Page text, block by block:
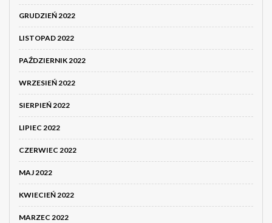
GRUDZIEŃ 2022
LISTOPAD 2022
PAŹDZIERNIK 2022
WRZESIEŃ 2022
SIERPIEŃ 2022
LIPIEC 2022
CZERWIEC 2022
MAJ 2022
KWIECIEŃ 2022
MARZEC 2022